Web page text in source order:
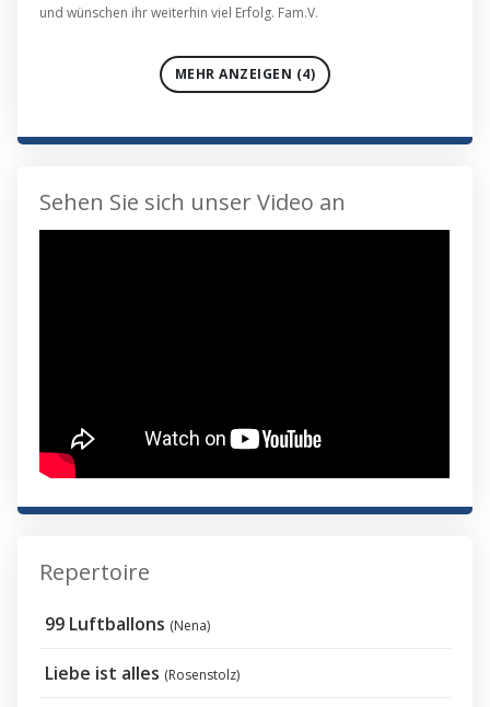
und wünschen ihr weiterhin viel Erfolg. Fam.V.
MEHR ANZEIGEN (4)
Sehen Sie sich unser Video an
Repertoire
99 Luftballons (Nena)
Liebe ist alles (Rosenstolz)